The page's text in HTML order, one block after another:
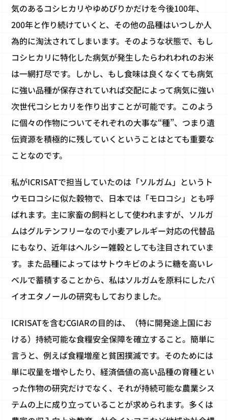
気のあるコシヒカリやゆめぴりかだけを今後100年、
200年と作り続けていくと、その他の品種はいつしか人
為的に淘汰されてしまいます。そのような状態で、もし
コシヒカリに特化した病気が発生したらわれわれのお米
は一網打尽です。しかし、もし食味は良くなくても病気
に強い品種が保存されていれば交配によって病気に強い
次世代コシヒカリを作り出すことが可能です。このよう
に個々の作物についてそれぞれの大事な“種”、つまり遺
伝資源を積極的に残していくということはとても重要な
ことなのです。
私がICRISATで担当していたのは「ソルガム」というト
ウモロコシに似た穀物で、日本では「モロコシ」とも呼
ばれます。主に家畜の飼料として使われますが、ソルガ
ムはグルテンフリーなので小麦アレルギー対応の代替品
にもなり、近年はヘルシー雑穀としても注目されていま
す。また品種によってはサトウキビのように糖を高いレ
ベルで蓄積することから、私はソルガムを原料にしたバ
イオエタノールの研究もしておりました。
ICRISATを含むCGIARの目的は、（特に開発途上国にお
ける）持続可能な食糧安全保障を確立すること。簡単に
言うと、例えば食糧増産と貧困撲滅です。そのためには
単に収量を増やしたり、経済価値の高い品種の育種とい
った作物の研究だけでなく、それが持続可能な農業シス
テムの上に成り立っていることが求められます。多くは